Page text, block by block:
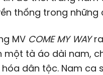
thống trong những
MV COME MY WAY
một tà áo dài nam,
dân tộc. Nam ca